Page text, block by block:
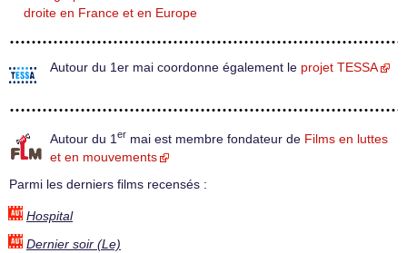
droite en France et en Europe
Autour du 1er mai coordonne également le projet TESSA
Autour du 1 er mai est membre fondateur de Films en luttes
et en mouvements
Parmi les derniers films recensés :
Hospital
Dernier soir (Le)